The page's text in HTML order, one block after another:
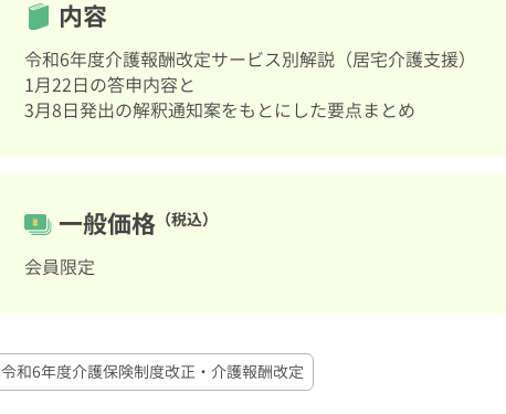
内容
令和6年度介護報酬改定サービス別解説（居宅介護支援）
1月22日の答申内容と
3月8日発出の解釈通知案をもとにした要点まとめ
一般価格 （税込）
会員限定
令和6年度介護保険制度改正・介護報酬改定